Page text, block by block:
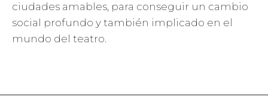
ciudades amables, para conseguir un cambio
social profundo y también implicado en el
mundo del teatro.